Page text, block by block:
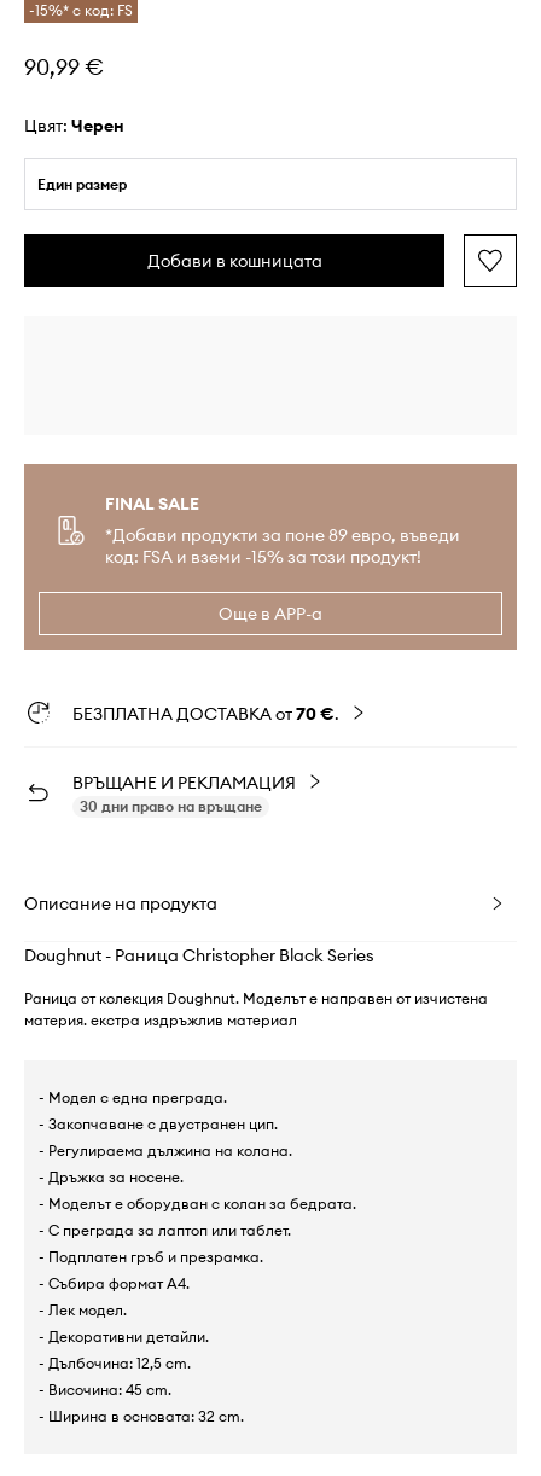
-15%* с код: FS
90,99 €
Цвят: черен
Един размер
Добави в кошницата
FINAL SALE
*Добави продукти за поне 89 евро, въведи
код: FSA и вземи -15% за този продукт!
Още в APP-а
БЕЗПЛАТНА ДОСТАВКА от70 €.
ВРЪЩАНЕ И РЕКЛАМАЦИЯ
30 дни право на връщане
Описание на продукта
Doughnut - Раница Christopher Black Series
Раница от колекция Doughnut. Моделът е направен от изчистена
материя. екстра издръжлив материал
- Модел с една преграда.
- Закопчаване с двустранен цип.
- Регулираема дължина на колана.
- Дръжка за носене.
- Моделът е оборудван с колан за бедрата.
- С преграда за лаптоп или таблет.
- Подплатен гръб и презрамка.
- Събира формат А4.
- Лек модел.
- Декоративни детайли.
- Дълбочина: 12,5 cm.
- Височина: 45 cm.
- Ширина в основата: 32 cm.